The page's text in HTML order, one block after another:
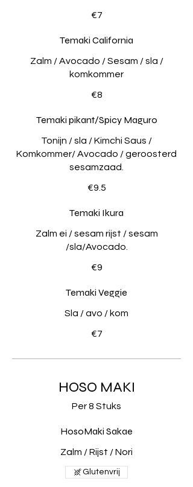
€7
Temaki California
Zalm / Avocado / Sesam / sla /
komkommer
€8
Temaki pikant/Spicy Maguro
Tonijn / sla / Kimchi Saus /
Komkommer/ Avocado / geroosterd
sesamzaad.
€9.5
Temaki Ikura
Zalm ei / sesam rijst / sesam
/sla/Avocado.
€9
Temaki Veggie
Sla / avo / kom
€7
HOSO MAKI
Per 8 Stuks
HosoMaki Sakae
Zalm / Rijst / Nori
Glutenvrij